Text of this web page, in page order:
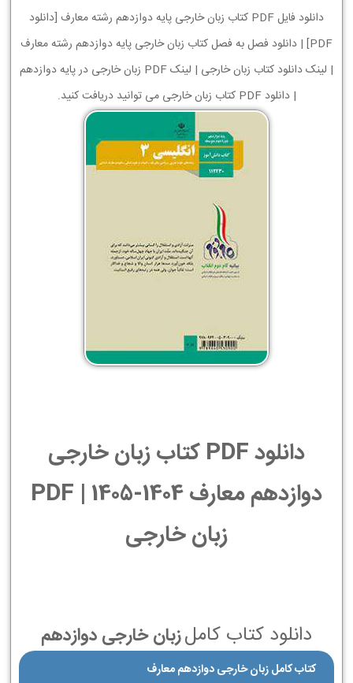
دانلود فایل PDF کتاب زبان خارجی پایه دوازدهم رشته معارف [دانلود
PDF] | دانلود فصل به فصل کتاب زبان خارجی پایه دوازدهم رشته معارف
| لینک دانلود کتاب زبان خارجی | لینک PDF زبان خارجی در پایه دوازدهم
| دانلود PDF کتاب زبان خارجی می توانید دریافت کنید.
دانلود PDF کتاب زبان خارجی
دوازدهم معارف 1404-1405 | PDF
زبان خارجی
دانلود کتاب کاملزبان خارجی دوازدهم
کتاب کامل زبان خارجی دوازدهم معارف